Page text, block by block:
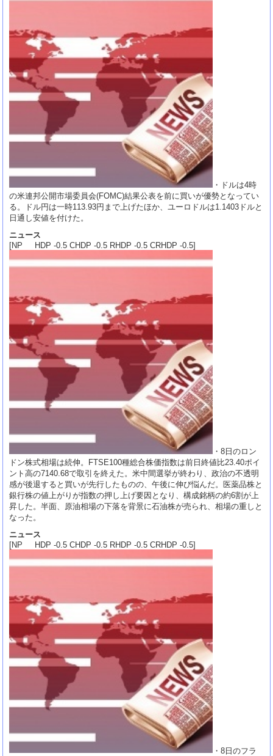
・ドルは4時
の米連邦公開市場委員会(FOMC)結果公表を前に買いが優勢となってい
る。ドル円は一時113.93円まで上げたほか、ユーロドルは1.1403ドルと
日通し安値を付けた。
ニュース
[NP HDP -0.5 CHDP -0.5 RHDP -0.5 CRHDP -0.5]
・8日のロン
ドン株式相場は続伸。FTSE100種総合株価指数は前日終値比23.40ポイ
ント高の7140.68で取引を終えた。米中間選挙が終わり、政治の不透明
感が後退すると買いが先行したものの、午後に伸び悩んだ。医薬品株と
銀行株の値上がりが指数の押し上げ要因となり、構成銘柄の約6割が上
昇した。半面、原油相場の下落を背景に石油株が売られ、相場の重しと
なった。
ニュース
[NP HDP -0.5 CHDP -0.5 RHDP -0.5 CRHDP -0.5]
・8日のフラ